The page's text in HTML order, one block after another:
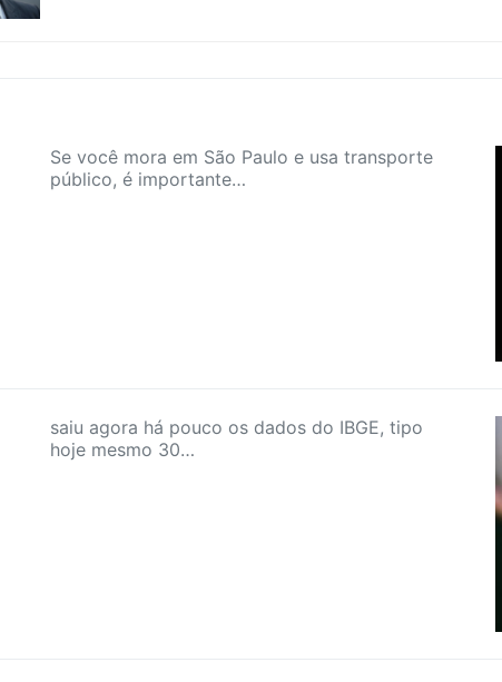
Se você mora em São Paulo e usa transporte
público, é importante…
saiu agora há pouco os dados do IBGE, tipo
hoje mesmo 30…